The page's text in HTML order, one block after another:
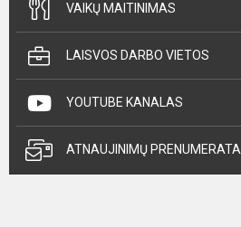
VAIKŲ MAITINIMAS
LAISVOS DARBO VIETOS
YOUTUBE KANALAS
ATNAUJINIMŲ PRENUMERATA